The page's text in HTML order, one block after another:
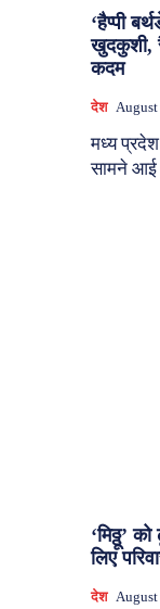
‘हैप्पी
खुदकुशी,
कदम
देश August
मध्य
सामने आई
‘मिठ्ठू’
लिए
देश